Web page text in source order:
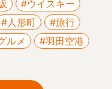
#ウイスキー
#人形町
#旅行
ルメ
#羽田空港